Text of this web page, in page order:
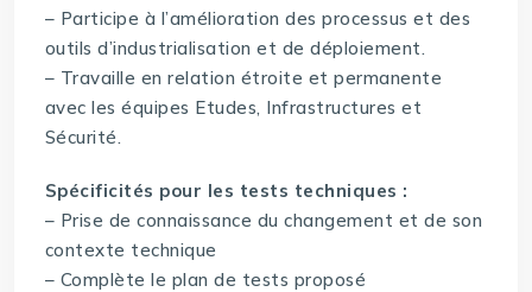
– Participe à l’amélioration des processus et des
outils d’industrialisation et de déploiement.
– Travaille en relation étroite et permanente
avec les équipes Etudes, Infrastructures et
Sécurité.
Spécificités pour les tests techniques :
– Prise de connaissance du changement et de son
contexte technique
– Complète le plan de tests proposé